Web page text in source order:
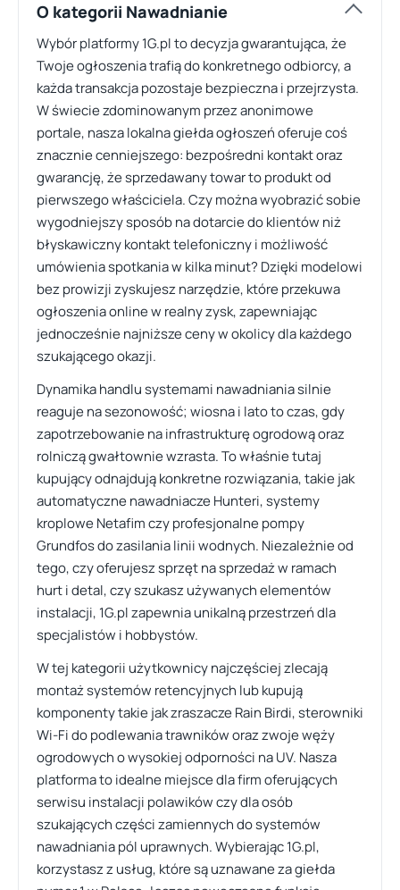
O kategorii Nawadnianie
Wybór platformy 1G.pl to decyzja gwarantująca, że
Twoje ogłoszenia trafią do konkretnego odbiorcy, a
każda transakcja pozostaje bezpieczna i przejrzysta.
W świecie zdominowanym przez anonimowe
portale, nasza lokalna giełda ogłoszeń oferuje coś
znacznie cenniejszego: bezpośredni kontakt oraz
gwarancję, że sprzedawany towar to produkt od
pierwszego właściciela. Czy można wyobrazić sobie
wygodniejszy sposób na dotarcie do klientów niż
błyskawiczny kontakt telefoniczny i możliwość
umówienia spotkania w kilka minut? Dzięki modelowi
bez prowizji zyskujesz narzędzie, które przekuwa
ogłoszenia online w realny zysk, zapewniając
jednocześnie najniższe ceny w okolicy dla każdego
szukającego okazji.
Dynamika handlu systemami nawadniania silnie
reaguje na sezonowość; wiosna i lato to czas, gdy
zapotrzebowanie na infrastrukturę ogrodową oraz
rolniczą gwałtownie wzrasta. To właśnie tutaj
kupujący odnajdują konkretne rozwiązania, takie jak
automatyczne nawadniacze Hunteri, systemy
kroplowe Netafim czy profesjonalne pompy
Grundfos do zasilania linii wodnych. Niezależnie od
tego, czy oferujesz sprzęt na sprzedaż w ramach
hurt i detal, czy szukasz używanych elementów
instalacji, 1G.pl zapewnia unikalną przestrzeń dla
specjalistów i hobbystów.
W tej kategorii użytkownicy najczęściej zlecają
montaż systemów retencyjnych lub kupują
komponenty takie jak zraszacze Rain Birdi, sterowniki
Wi-Fi do podlewania trawników oraz zwoje węży
ogrodowych o wysokiej odporności na UV. Nasza
platforma to idealne miejsce dla firm oferujących
serwisu instalacji polawików czy dla osób
szukających części zamiennych do systemów
nawadniania pól uprawnych. Wybierając 1G.pl,
korzystasz z usług, które są uznawane za giełda